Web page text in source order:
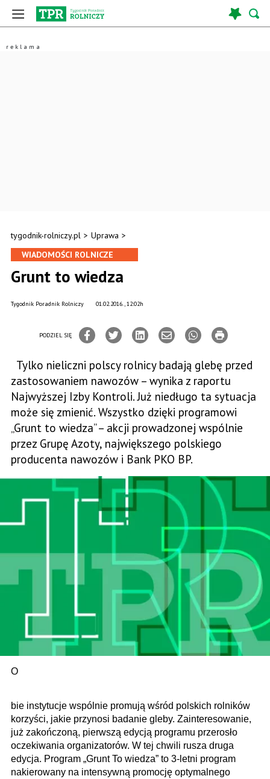
tygodnik-rolniczy.pl > Uprawa >
WIADOMOŚCI ROLNICZE
Grunt to wiedza
01.02.2016., 12:02h
Tygodnik Poradnik Rolniczy
PODZIEL SIĘ
Tylko nieliczni polscy rolnicy badają glebę przed
zastosowaniem nawozów – wynika z raportu
Najwyższej Izby Kontroli. Już niedługo ta sytuacja
może się zmienić. Wszystko dzięki programowi
„Grunt to wiedza” – akcji prowadzonej wspólnie
przez Grupę Azoty, największego polskiego
producenta nawozów i Bank PKO BP.
O
bie instytucje wspólnie promują wśród polskich rolników
korzyści, jakie przynosi badanie gleby. Zainteresowanie,
już zakończoną, pierwszą edycją programu przerosło
oczekiwania organizatorów. W tej chwili rusza druga
edycja. Program „Grunt To wiedza” to 3-letni program
nakierowany na intensywną promocję optymalnego